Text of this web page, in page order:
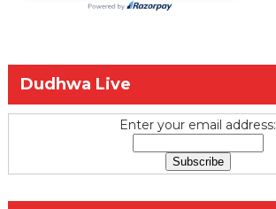
Dudhwa Live
Enter your email address: